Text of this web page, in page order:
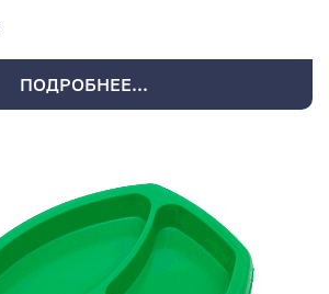
ПОДРОБНЕЕ...